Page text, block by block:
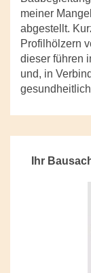
meiner
abgestellt.
Profilhölzern
dieser führen
und, in
Ihr